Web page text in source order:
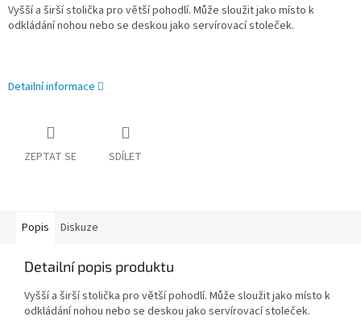
Vyšší a širší stolička pro větší pohodlí. Může sloužit jako místo k
odkládání nohou nebo se deskou jako servírovací stoleček.
Detailní informace
ZEPTAT SE SDÍLET
Popis Diskuze
Detailní popis produktu
Vyšší a širší stolička pro větší pohodlí. Může sloužit jako místo k
odkládání nohou nebo se deskou jako servírovací stoleček.